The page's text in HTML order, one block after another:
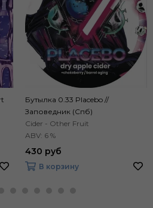
Бутылка 0.33 Placebo //
Заповедник (Спб)
Cider - Other Fruit
ABV: 6 %
430 руб
В корзину